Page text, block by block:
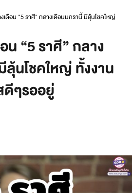
เดือน "5 ราศี" กลางเดือนมกรานี้ มีลุ้นโชคใหญ่
น “5 ราศี” กลาง
ลุ้นโชคใหญ่ ทั้งงาน
ดีๆรออยู่